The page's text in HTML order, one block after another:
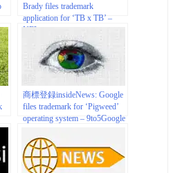
Brady files trademark
application for ‘TB x TB’ –
NFL.com
商標登録insideNews: Google
files trademark for ‘Pigweed’
operating system – 9to5Google